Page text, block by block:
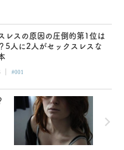
レスの原因の圧倒的第1位は
5人に2人がセックスレスな
| #001